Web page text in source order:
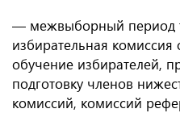
— межвыборный период
избирательная комиссия
обучение избирателей,
подготовку членов
комиссий, комиссий